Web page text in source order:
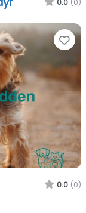
0.0 (0)